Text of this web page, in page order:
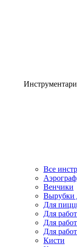
Все
Венчики
Вырубки
Для
Для
Для
Для
Кисти